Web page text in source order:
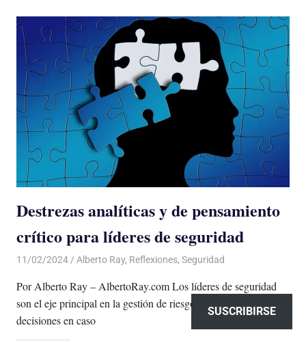
Destrezas analíticas y de pensamiento
crítico para líderes de seguridad
11/02/2024 De todo un Poco
Alberto Ray, Reflexiones, Seguridad
Por Alberto Ray – AlbertoRay.com Los líderes de seguridad
son el eje principal en la gestión de riesgos y la toma de
decisiones en caso
SUSCRIBIRSE